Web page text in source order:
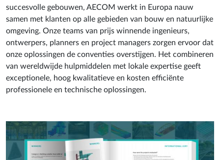
succesvolle gebouwen, AECOM werkt in Europa nauw
samen met klanten op alle gebieden van bouw en natuurlijke
omgeving. Onze teams van prijs winnende ingenieurs,
ontwerpers, planners en project managers zorgen ervoor dat
onze oplossingen de conventies overstijgen. Het combineren
van wereldwijde hulpmiddelen met lokale expertise geeft
exceptionele, hoog kwalitatieve en kosten efficiënte
professionele en technische oplossingen.